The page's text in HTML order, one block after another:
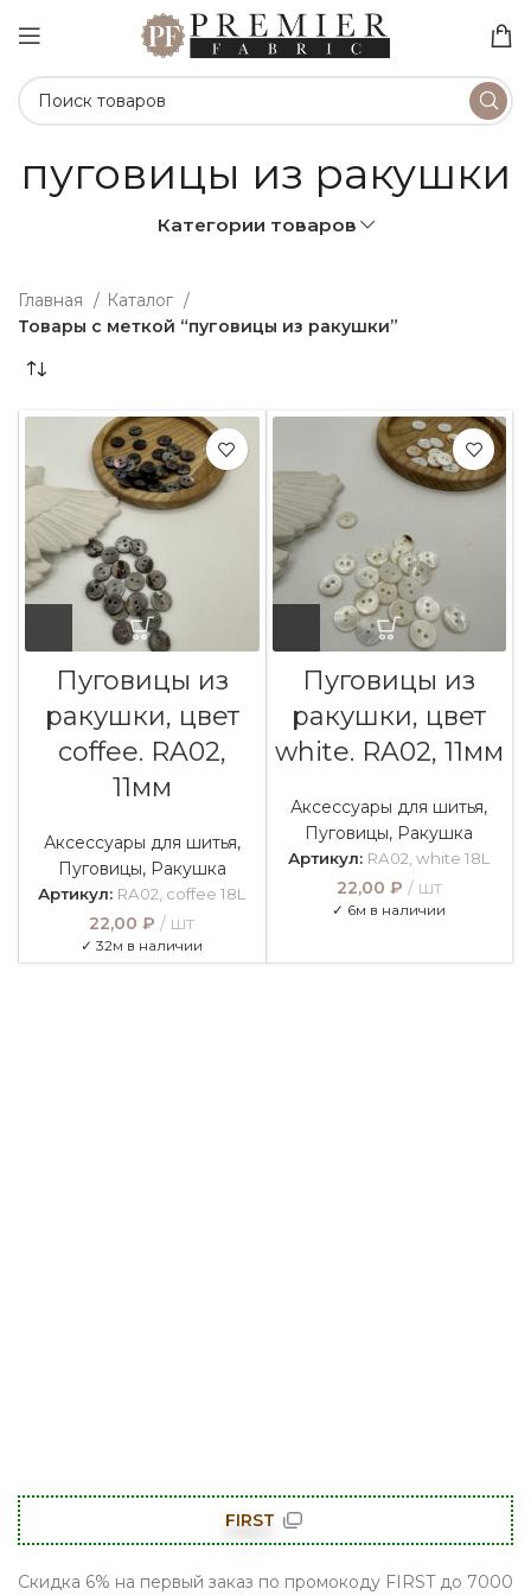
пуговицы из ракушки
Категории товаров
Главная
Каталог
Товары с меткой “пуговицы из ракушки”
Пуговицы из
ракушки, цвет
coffee. RA02,
11мм
Аксессуары для шитья,
Пуговицы, Ракушка
Артикул: RA02, coffee 18L
22,00₽ шт
✓ 32м в наличии
Пуговицы из
ракушки, цвет
white. RA02, 11мм
Аксессуары для шитья,
Пуговицы, Ракушка
Артикул: RA02, white 18L
22,00 ₽ шт
✓ 6м в наличии
FIRST
Скидка 6% на первый заказ по промокоду FIRST до 7000